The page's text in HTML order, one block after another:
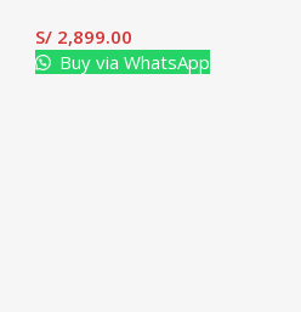
S/ 2,899.00
Buy via WhatsApp